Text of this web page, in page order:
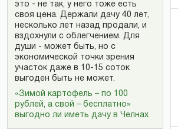
это - не так, у него тоже есть
своя цена. Держали дачу 40 лет,
несколько лет назад продали, и
вздохнули с облегчением. Для
души - может быть, но с
экономической точки зрения
участок даже в 10-15 соток
выгоден быть не может.
«Зимой картофель – по 100
рублей, а свой – бесплатно»
выгодно ли иметь дачу в Челнах